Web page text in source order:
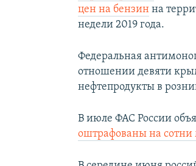
цен на бензин на
недели 2019 года.
Федеральная
отношении девяти
нефтепродукты в
В июле ФАС России
оштрафованы на сотни